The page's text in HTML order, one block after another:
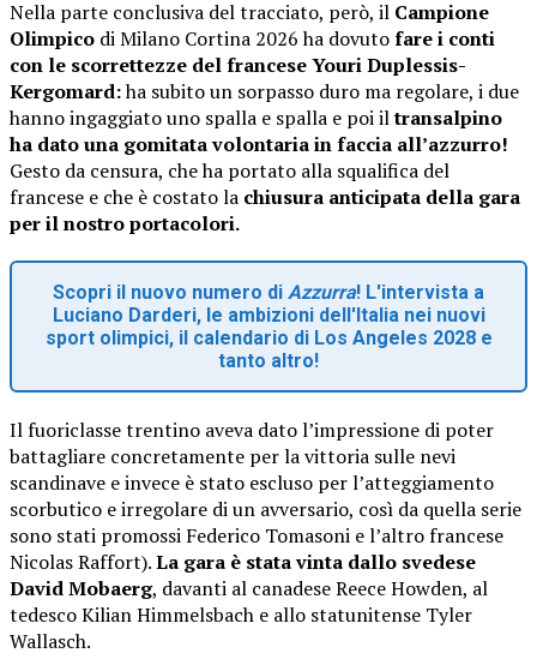
Nella parte conclusiva del tracciato, però, il Campione
Olimpico di Milano Cortina 2026 ha dovutofare i conti
con le scorrettezze del francese Youri Duplessis-
Kergomard:ha subito un sorpasso duro ma regolare, i due
hanno ingaggiato uno spalla e spalla e poi iltransalpino
ha dato una gomitata volontaria in faccia all’azzurro!
Gesto da censura, che ha portato alla squalifica del
francese e che è costato la chiusura anticipata della gara
per il nostro portacolori.
Scopri il nuovo numero di Azzurra! L'intervista a
Luciano Darderi, le ambizioni dell'Italia nei nuovi
sport olimpici, il calendario di Los Angeles 2028 e
tanto altro!
Il fuoriclasse trentino aveva dato l’impressione di poter
battagliare concretamente per la vittoria sulle nevi
scandinave e invece è stato escluso per l’atteggiamento
scorbutico e irregolare di un avversario, così da quella serie
sono stati promossi Federico Tomasoni e l’altro francese
Nicolas Raffort).La gara è stata vinta dallo svedese
David Mobaerg, davanti al canadese Reece Howden, al
tedesco Kilian Himmelsbach e allo statunitense Tyler
Wallasch.